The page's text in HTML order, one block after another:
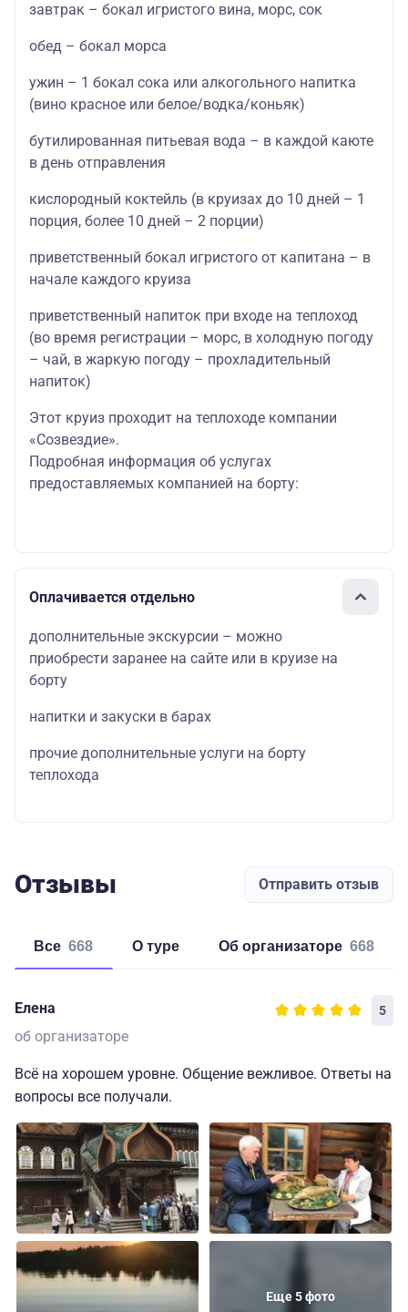
завтрак – бокал игристого вина, морс, сок
обед – бокал морса
ужин – 1 бокал сока или алкогольного напитка
(вино красное или белое/водка/коньяк)
бутилированная питьевая вода – в каждой каюте
в день отправления
кислородный коктейль (в круизах до 10 дней – 1
порция, более 10 дней – 2 порции)
приветственный бокал игристого от капитана – в
начале каждого круиза
приветственный напиток при входе на теплоход
(во время регистрации – морс, в холодную погоду
– чай, в жаркую погоду – прохладительный
напиток)
Этот круиз проходит на теплоходе компании
«Созвездие».
Подробная информация об услугах
предоставляемых компанией на борту:
Оплачивается отдельно
дополнительные экскурсии – можно
приобрести заранее на сайте или в круизе на
борту
напитки и закуски в барах
прочие дополнительные услуги на борту
теплохода
Отзывы Отправить отзыв
Все 668 о туре об организаторе 668
Елена 5
об организаторе
Всё на хорошем уровне. Общение вежливое. Ответы на
вопросы все получали.
Еще 5 фото